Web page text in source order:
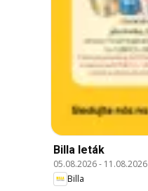
Billa leták
05.08.2026- 11.08.2026
Billa